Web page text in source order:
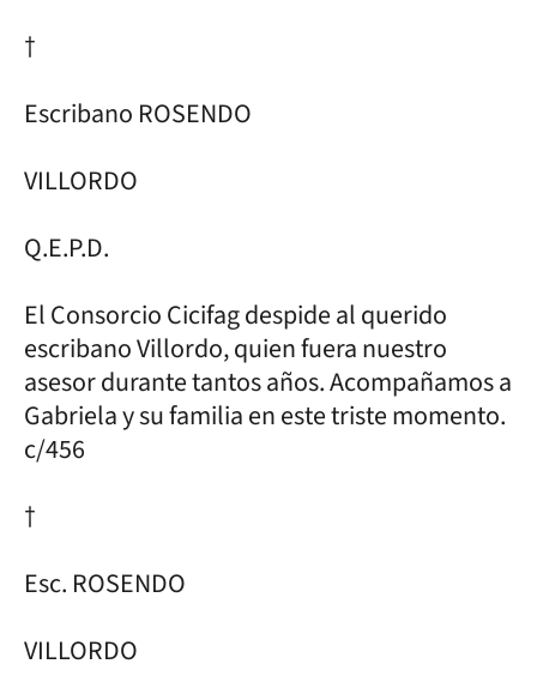
†
Escribano ROSENDO
VILLORDO
Q.E.P.D.
El Consorcio Cicifag despide al querido
escribano Villordo, quien fuera nuestro
asesor durante tantos años. Acompañamos a
Gabriela y su familia en este triste momento.
c/456
†
Esc. ROSENDO
VILLORDO